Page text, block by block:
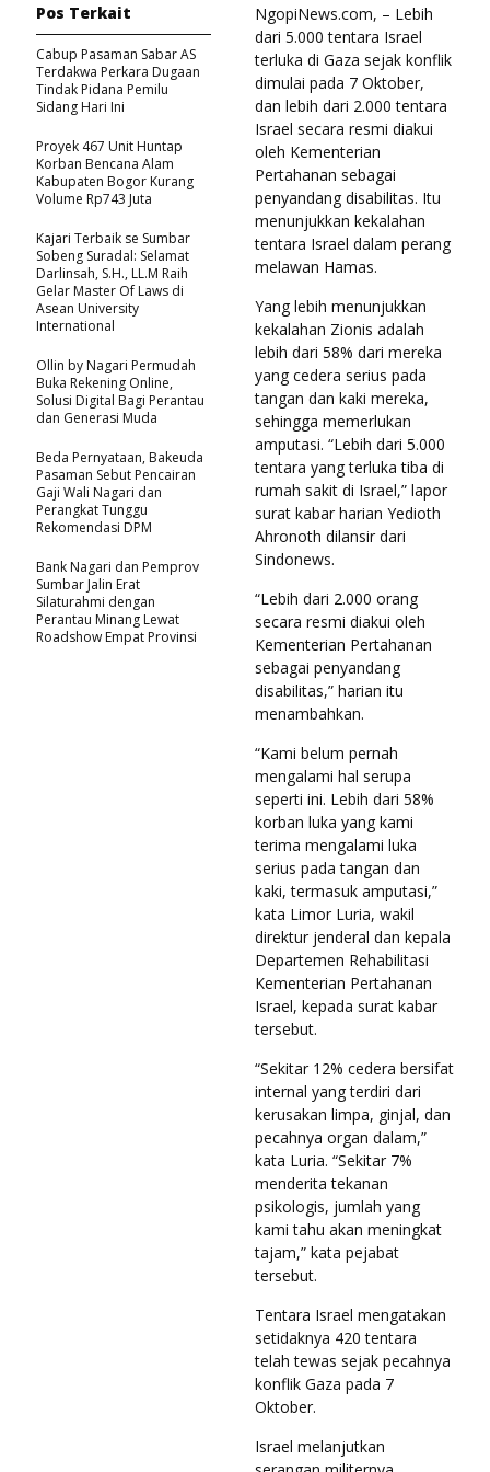
NgopiNews.com, – Lebih
dari 5.000 tentara Israel
terluka di Gaza sejak konflik
dimulai pada 7 Oktober,
dan lebih dari 2.000 tentara
Israel secara resmi diakui
oleh Kementerian
Pertahanan sebagai
penyandang disabilitas. Itu
menunjukkan kekalahan
tentara Israel dalam perang
melawan Hamas.
Yang lebih menunjukkan
kekalahan Zionis adalah
lebih dari 58% dari mereka
yang cedera serius pada
tangan dan kaki mereka,
sehingga memerlukan
amputasi. “Lebih dari 5.000
tentara yang terluka tiba di
rumah sakit di Israel,” lapor
surat kabar harian Yedioth
Ahronoth dilansir dari
Sindonews.
“Lebih dari 2.000 orang
secara resmi diakui oleh
Kementerian Pertahanan
sebagai penyandang
disabilitas,” harian itu
menambahkan.
“Kami belum pernah
mengalami hal serupa
seperti ini. Lebih dari 58%
korban luka yang kami
terima mengalami luka
serius pada tangan dan
kaki, termasuk amputasi,”
kata Limor Luria, wakil
direktur jenderal dan kepala
Departemen Rehabilitasi
Kementerian Pertahanan
Israel, kepada surat kabar
tersebut.
“Sekitar 12% cedera bersifat
internal yang terdiri dari
kerusakan limpa, ginjal, dan
pecahnya organ dalam,”
kata Luria. “Sekitar 7%
menderita tekanan
psikologis, jumlah yang
kami tahu akan meningkat
tajam,” kata pejabat
tersebut.
Tentara Israel mengatakan
setidaknya 420 tentara
telah tewas sejak pecahnya
konflik Gaza pada 7
Oktober.
Israel melanjutkan
Pos Terkait
Cabup Pasaman Sabar AS
Terdakwa Perkara Dugaan
Tindak Pidana Pemilu
Sidang Hari Ini
Proyek 467 Unit Huntap
Korban Bencana Alam
Kabupaten Bogor Kurang
Volume Rp743 Juta
Kajari Terbaik se Sumbar
Sobeng Suradal: Selamat
Darlinsah, S.H., LL.M Raih
Gelar Master Of Laws di
Asean University
International
Ollin by Nagari Permudah
Buka Rekening Online,
Solusi Digital Bagi Perantau
dan Generasi Muda
Beda Pernyataan, Bakeuda
Pasaman Sebut Pencairan
Gaji Wali Nagari dan
Perangkat Tunggu
Rekomendasi DPM
Bank Nagari dan Pemprov
Sumbar Jalin Erat
Silaturahmi dengan
Perantau Minang Lewat
Roadshow Empat Provinsi